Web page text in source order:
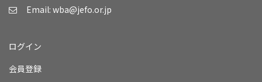
Email: wba@jefo.or.jp
ログイン
会員登録